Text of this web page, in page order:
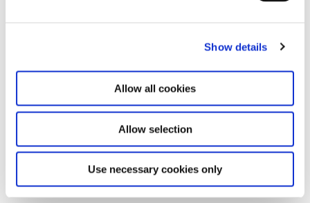
Show details
Allow all cookies
Allow selection
Use necessary cookies only
Abonnieren
Durch Ihre Anmeldung zum Newsletter stimmen
Sie der Datenschutzerklärung und der AGB zu,